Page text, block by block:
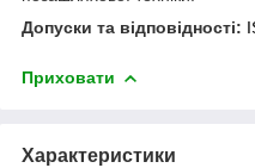
Допуски та відповідності:
Приховати
Характеристики